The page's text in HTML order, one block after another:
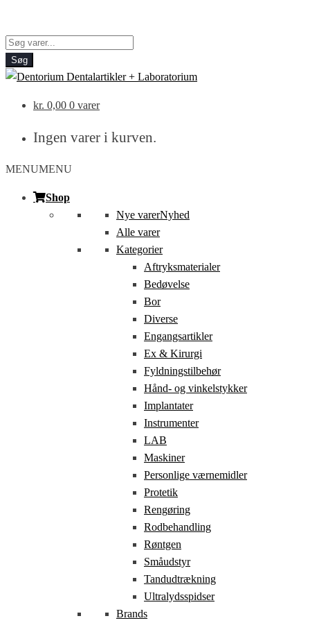
Products
search
Søg
kr. 0,00 0 varer
Ingen varer i kurven.
MENUMENU
Shop
Nye varerNyhed
Alle varer
Kategorier
Aftryksmaterialer
Bedøvelse
Bor
Diverse
Engangsartikler
Ex & Kirurgi
Fyldningstilbehør
Hånd- og vinkelstykker
Implantater
Instrumenter
LAB
Maskiner
Personlige værnemidler
Protetik
Rengøring
Rodbehandling
Røntgen
Småudstyr
Tandudtrækning
Ultralydsspidser
Brands